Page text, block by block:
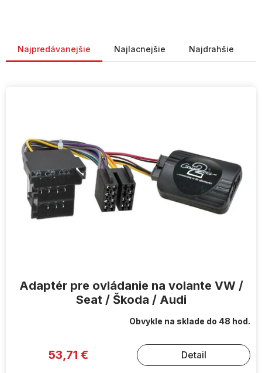
Najpredávanejšie Najlacnejšie Najdrahšie
Adaptér pre ovládanie na volante VW /
Seat / Škoda / Audi
Obvykle na sklade do 48 hod.
53,71 € Detail